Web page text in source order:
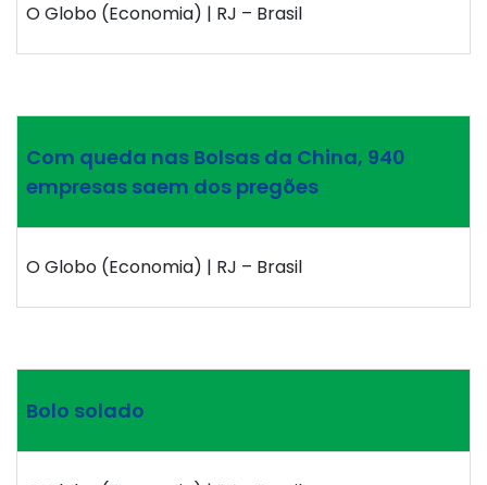
O Globo (Economia) | RJ – Brasil
Com queda nas Bolsas da China, 940
empresas saem dos pregões
O Globo (Economia) | RJ – Brasil
Bolo solado